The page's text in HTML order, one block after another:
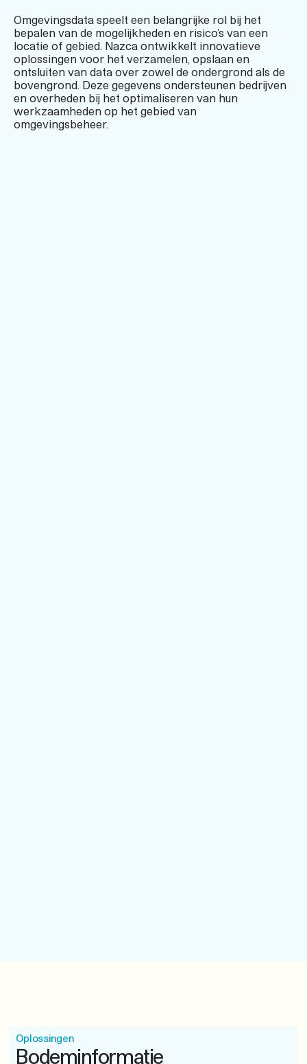
Omgevingsdata speelt een belangrijke rol bij het
bepalen van de mogelijkheden en risico’s van een
locatie of gebied. Nazca ontwikkelt innovatieve
oplossingen voor het verzamelen, opslaan en
ontsluiten van data over zowel de ondergrond als de
bovengrond. Deze gegevens ondersteunen bedrijven
en overheden bij het optimaliseren van hun
werkzaamheden op het gebied van
omgevingsbeheer.
Oplossingen
Bodeminformatie